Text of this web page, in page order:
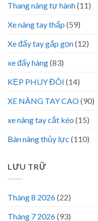
Thang nâng tự hành(11)
Xe nâng tay thấp (59)
Xe đẩy tay gấp gọn(12)
xe đẩy hàng(83)
KẸP PHUY ĐÔI (14)
XE NÂNG TAY CAO(90)
xe nâng tay cắt kéo (15)
Bàn nâng thủy lực (110)
LƯU TRỮ
Tháng 8 2026(22)
Tháng 7 2026(93)